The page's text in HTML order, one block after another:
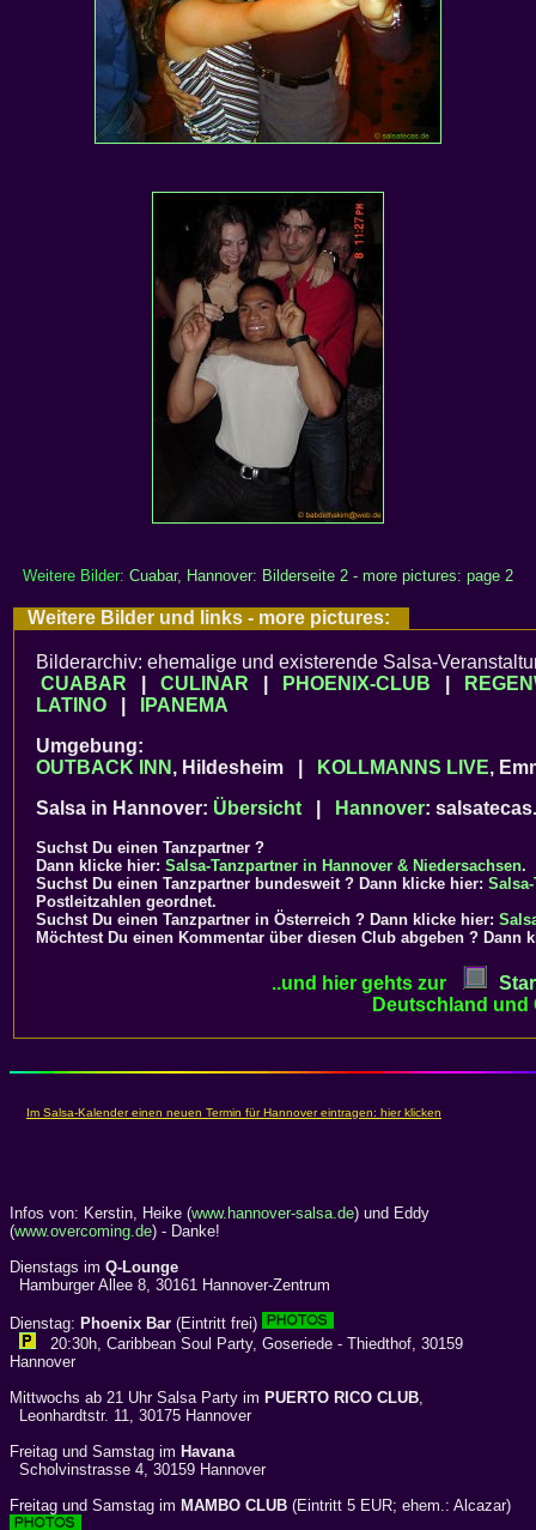
Weitere Bilder: Cuabar, Hannover: Bilderseite 2 - more pictures: page 2
Weitere Bilder und links - more pictures:
Bilderarchiv: ehemalige und existerende Salsa-
CUABAR
CULINAR PHOENIX-CLUB
LATINO
IPANEMA
Umgebung:
OUTBACK INN , Hildesheim | KOLLMANNS LIVE,
Salsa in Hannover: Übersicht Hannover:
Suchst Du einen Tanzpartner ?
Dann klicke hier: Salsa-Tanzpartner in Hannover & Niedersachsen.
Suchst Du einen Tanzpartner bundesweit ? Dann klicke hier:
Postleitzahlen geordnet.
Suchst Du einen Tanzpartner in Österreich ? Dann klicke hier:
Möchtest Du einen Kommentar über diesen Club abgeben ? Dann
..und hier gehts zur
Deutschland
Infos von: Kerstin, Heike (www.hannover-salsa.de) und Eddy
(www.overcoming.de) - Danke!
Dienstags im Q-Lounge
Hamburger Allee 8, 30161 Hannover-Zentrum
Dienstag: Phoenix Bar (Eintritt frei)
20:30h, Caribbean Soul Party, Goseriede - Thiedthof, 30159
Hannover
Mittwochs ab 21 Uhr Salsa Party im PUERTO RICO CLUB,
Leonhardtstr. 11, 30175 Hannover
Freitag und Samstag im Havana
Scholvinstrasse 4, 30159 Hannover
Freitag und Samstag im MAMBO CLUB (Eintritt 5 EUR; ehem.: Alcazar)